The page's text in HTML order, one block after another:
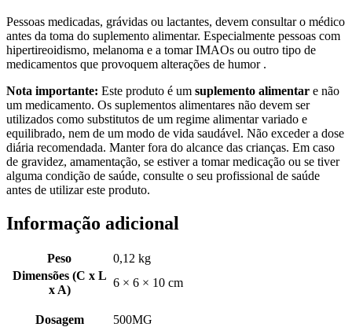
Pessoas medicadas, grávidas ou lactantes, devem consultar o médico
antes da toma do suplemento alimentar. Especialmente pessoas com
hipertireoidismo, melanoma e a tomar IMAOs ou outro tipo de
medicamentos que provoquem alterações de humor .
Nota importante: Este produto é um suplemento alimentar e não
um medicamento. Os suplementos alimentares não devem ser
utilizados como substitutos de um regime alimentar variado e
equilibrado, nem de um modo de vida saudável. Não exceder a dose
diária recomendada. Manter fora do alcance das crianças. Em caso
de gravidez, amamentação, se estiver a tomar medicação ou se tiver
alguma condição de saúde, consulte o seu profissional de saúde
antes de utilizar este produto.
Informação adicional
Peso
0,12 kg
Dimensões (C x L
x A)
6 × 6 × 10 cm
Dosagem 500MG